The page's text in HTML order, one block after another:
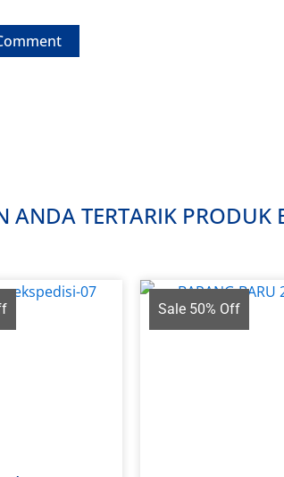
ANDA TERTARIK PRODUK
Sale 50% Off